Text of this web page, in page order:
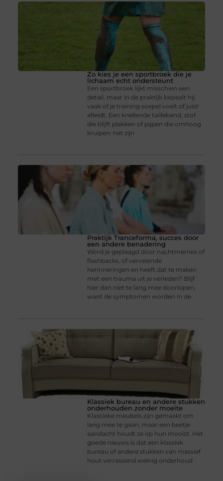
Zo kies je een sportbroek die je
lichaam echt ondersteunt
Een sportbroek lijkt misschien een
detail, maar in de praktijk bepaalt hij
vaak of je training soepel voelt of juist
afleidt. Een knellende tailleband, stof
die blijft plakken of pijpen die omhoog
kruipen: het zijn
Praktijk Tranceforma, succes door
een andere benadering
Word je geplaagd door nachtmerries of
flashbacks, of vervelende
herinneringen en heeft dat te maken
met een trauma uit je verleden? Blijf
hier dan niet te lang mee doorlopen,
want de symptomen worden in de
Klassiek bureau en andere stukken
onderhouden zonder moeite
Klassieke meubels zijn gemaakt om
lang mee te gaan, maar een beetje
aandacht houdt ze op hun mooist. Het
goede nieuws is dat een klassiek
bureau of andere stukken van massief
hout verrassend weinig onderhoud